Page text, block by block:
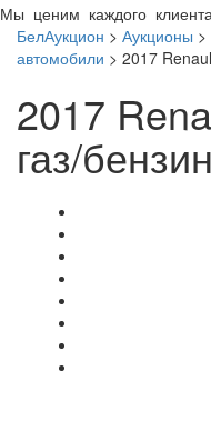
Мы ценим каждого клиента
БелАукцион > Аукционы >
автомобили > 2017
2017
газ/